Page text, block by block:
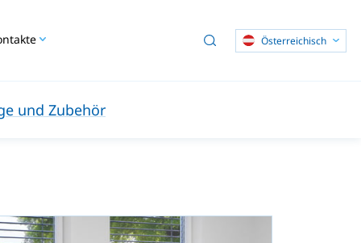
Österreichisch
und Zubehör